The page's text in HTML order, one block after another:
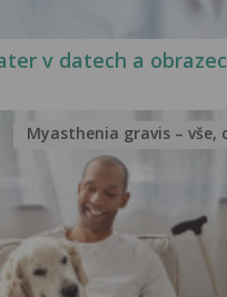
v datech a
Myasthenia gravis – vše,